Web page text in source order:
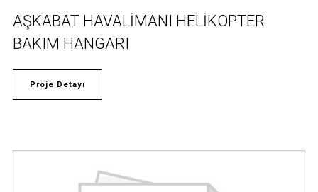
AŞKABAT HAVALİMANI HELİKOPTER
BAKIM HANGARI
Proje Detayı